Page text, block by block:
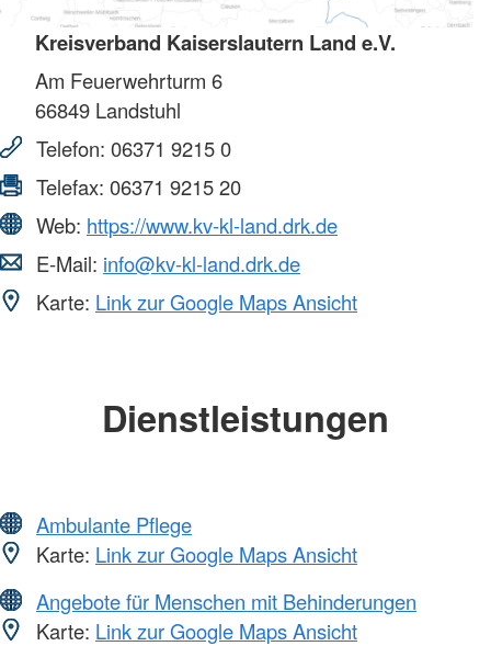
Kreisverband Kaiserslautern Land e.V.
Am Feuerwehrturm 6
66849 Landstuhl
Telefon: 06371 9215 0
Telefax: 06371 9215 20
Web: https://www.kv-kl-land.drk.de
E-Mail: info@kv-kl-land.drk.de
Karte: Link zur Google Maps Ansicht
Dienstleistungen
Ambulante Pflege
Karte: Link zur Google Maps Ansicht
Angebote für Menschen mit Behinderungen
Karte: Link zur Google Maps Ansicht